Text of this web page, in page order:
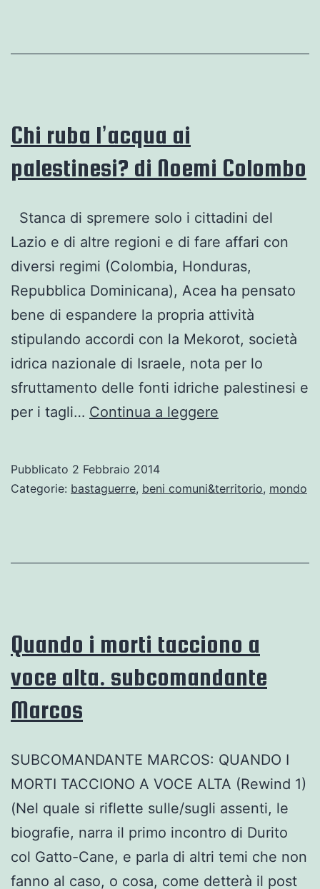
Chi ruba l’acqua ai
palestinesi? di Noemi Colombo
Stanca di spremere solo i cittadini del
Lazio e di altre regioni e di fare affari con
diversi regimi (Colombia, Honduras,
Repubblica Dominicana), Acea ha pensato
bene di espandere la propria attività
stipulando accordi con la Mekorot, società
idrica nazionale di Israele, nota per lo
sfruttamento delle fonti idriche palestinesi e
per i tagli… Continua a leggere
ai
Pubblicato 2 Febbraio 2014
Categorie: bastaguerre, beni comuni&territorio, mondo
Quando i morti tacciono a
voce alta. subcomandante
Marcos
SUBCOMANDANTE MARCOS: QUANDO I
MORTI TACCIONO A VOCE ALTA (Rewind 1)
(Nel quale si riflette sulle/sugli assenti, le
biografie, narra il primo incontro di Durito
col Gatto-Cane, e parla di altri temi che non
fanno al caso, o cosa, come detterà il post